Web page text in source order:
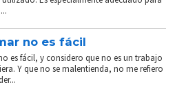
no es fácil
es fácil, y considero que no es un trabajo
Y que no se malentienda, no me refiero